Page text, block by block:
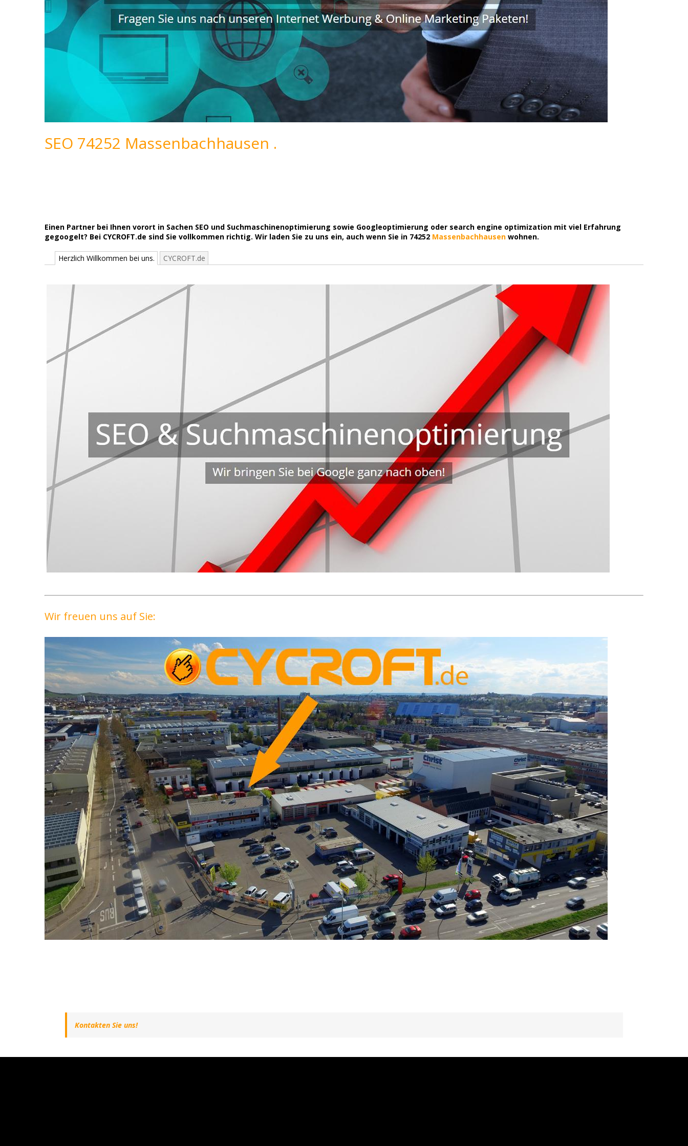
SEO 74252 Massenbachhausen .
Einen Partner bei Ihnen vorort in Sachen SEO und Suchmaschinenoptimierung sowie Googleoptimierung oder search engine optimization mit viel Erfahrung
gegoogelt? Bei CYCROFT.de sind Sie vollkommen richtig. Wir laden Sie zu uns ein, auch wenn Sie in 74252 Massenbachhausen wohnen.
Herzlich Willkommen bei uns. CYCROFT.de
Wir freuen uns auf Sie:
Kontakten Sie uns!